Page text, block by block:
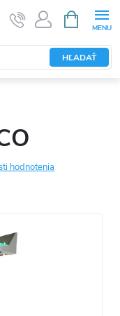
HĽADAŤ
KOŠÍK
hodnotenia